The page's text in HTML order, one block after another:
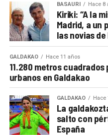
BASAURI Hace 8
Kiriki: “A la
Madrid, a un
las novias
GALDAKAO Hace 11 años
11.280 metros
urbanos en Galdakao
GALDAKAO Hace
La
salto con
España